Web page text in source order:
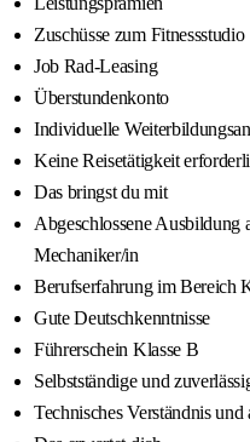
Zuschüsse zum Fitnessstudio
Job Rad-Leasing
Überstundenkonto
Individuelle
Keine Reisetätigkeit
Das bringst du mit
Abgeschlossene
Mechaniker/in
Berufserfahrung im Bereich
Gute Deutschkenntnisse
Führerschein Klasse B
Selbstständige und
Technisches Verständnis und